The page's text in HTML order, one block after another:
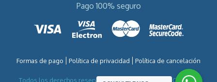
Pago 100% seguro
Formas de pago Política de privacidad Política de cancelación
Todos los derechos reservados por VIETNAM VIAJES CO.,LTD -